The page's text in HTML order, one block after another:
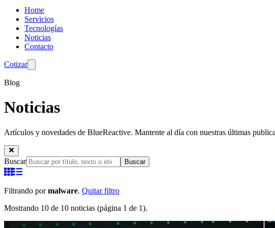
Home
Servicios
Tecnologías
Noticias
Contacto
Cotizar
Blog
Noticias
Artículos y novedades de BlueReactive. Mantente al día con nuestras últimas
Buscar Buscar
Filtrando pormalware. Quitar filtro
Mostrando 10 de 10 noticias (página 1 de 1).